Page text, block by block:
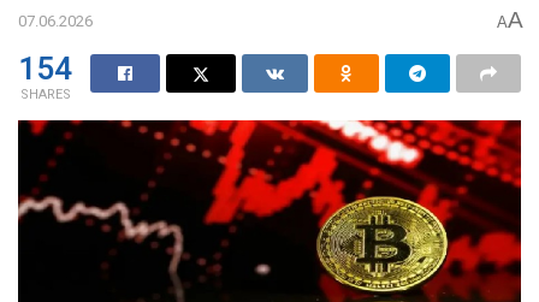
07.06.2026 AA
154
SHARES